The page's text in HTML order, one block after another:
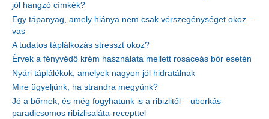
jól hangzó címkék?
Egy tápanyag, amely hiánya nem csak vérszegénységet okoz –
vas
A tudatos táplálkozás stresszt okoz?
Érvek a fényvédő krém használata mellett rosaceás bőr esetén
Nyári táplálékok, amelyek nagyon jól hidratálnak
Mire ügyeljünk, ha strandra megyünk?
Jó a bőrnek, és még fogyhatunk is a ribizlitől – uborkás-
paradicsomos ribizlisaláta-recepttel